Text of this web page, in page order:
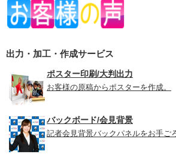
出力・加工・作成サービス
ポスター印刷/大判出力
お客様の原稿からポスターを作成。
バックボード/会見背景
記者会見背景バックパネルをお手ご